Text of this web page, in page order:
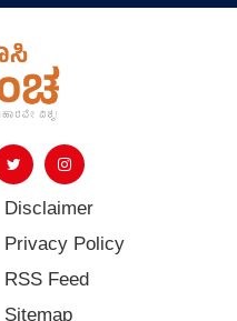
Disclaimer
Privacy Policy
RSS Feed
Sitemap